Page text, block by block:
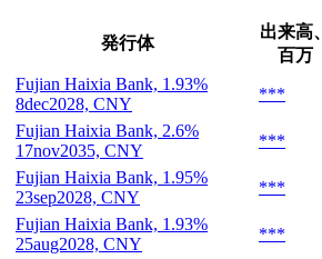
発行体
出来高、
百万
Fujian Haixia Bank, 1.93%
8dec2028, CNY
***
Fujian Haixia Bank, 2.6%
17nov2035, CNY
***
Fujian Haixia Bank, 1.95%
23sep2028, CNY
***
Fujian Haixia Bank, 1.93%
25aug2028, CNY
***